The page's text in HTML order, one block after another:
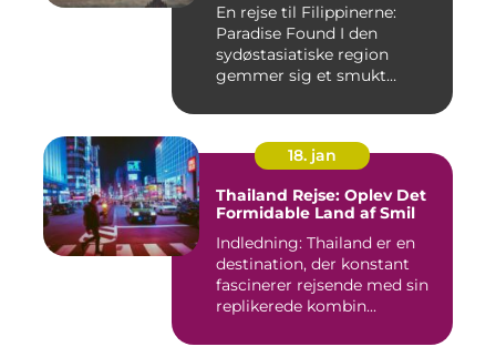
En rejse til Filippinerne:
Paradise Found I den
sydøstasiatiske region
gemmer sig et smukt
18. jan
Thailand Rejse: Oplev Det
Formidable Land af Smil
Indledning: Thailand er en
destination, der konstant
fascinerer rejsende med sin
replikerede kombin...